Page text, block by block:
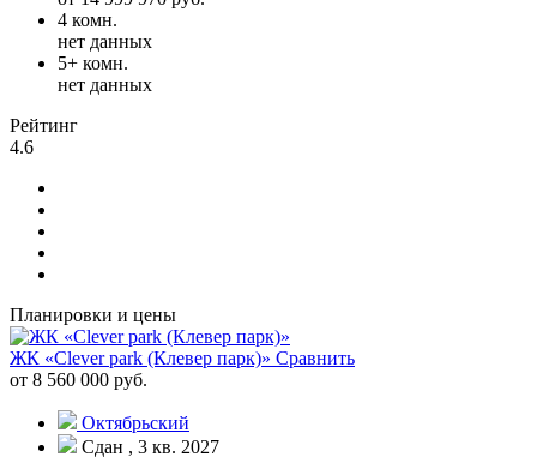
4 комн.
нет данных
5+ комн.
нет данных
Рейтинг
4.6
Планировки и цены
ЖК «Clever park (Клевер парк)» Сравнить
от 8 560 000 руб.
Октябрьский
Сдан , 3 кв. 2027